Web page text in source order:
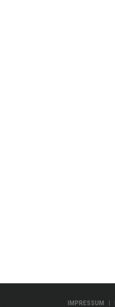
IMPRESSUM |